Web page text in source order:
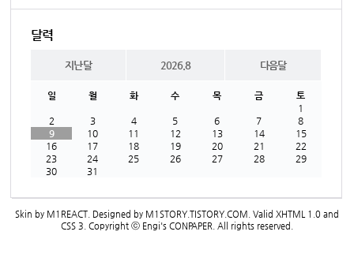
달력
지난달 2026.8 다음달
일 월 화 수 목 금
토
1
2
3 4 5 6 7
8
9
10 11 12 13 14
15
16
17 18 19 20 21
22
23
24 25 26 27 28
29
30
31
Skin by M1REACT . Designed by M1STORY.TISTORY.COM . Valid XHTML 1.0 and
CSS 3 . Copyright ⓒ Engi's CONPAPER . All rights reserved.